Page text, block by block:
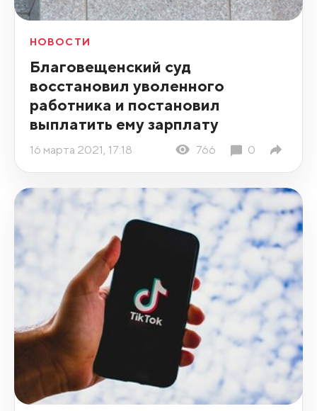
НОВОСТИ
Благовещенский суд
восстановил уволенного
работника и постановил
выплатить ему зарплату
16 марта 2021, 17:18 766 0